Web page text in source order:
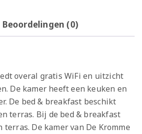
Beoordelingen (0)
overal gratis WiFi en uitzicht
De kamer heeft een keuken en
De bed & breakfast beschikt
terras. Bij de bed & breakfast
terras. De kamer van De Kromme